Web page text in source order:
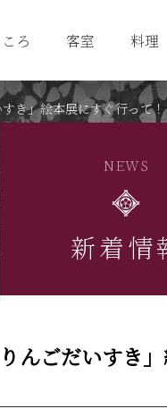
ろ 客室 料理
NEWS
新着情
き」絵本展にすぐ行って
んごだいすき